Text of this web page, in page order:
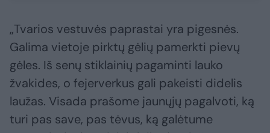
„Tvarios vestuvės paprastai yra pigesnės.
Galima vietoje pirktų gėlių pamerkti pievų
gėles. Iš senų stiklainių pagaminti lauko
žvakides, o fejerverkus gali pakeisti didelis
laužas. Visada prašome jaunųjų pagalvoti, ką
turi pas save, pas tėvus, ką galėtume